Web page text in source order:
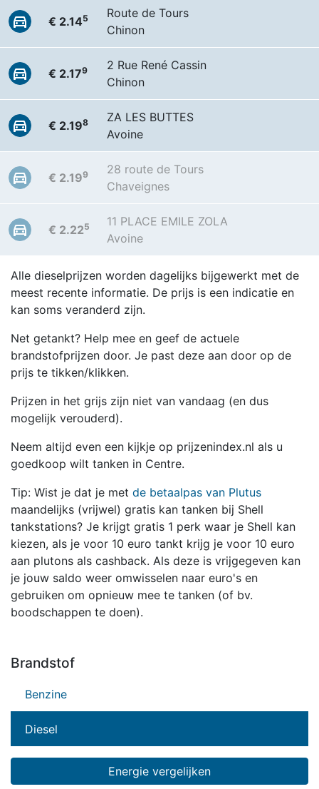
€ 2.145
Route de Tours
Chinon
€ 2.179
2 Rue René Cassin
Chinon
€ 2.198
ZA LES BUTTES
Avoine
€ 2.199
28 route de Tours
Chaveignes
€ 2.225
11 PLACE EMILE ZOLA
Avoine
Alle dieselprijzen worden dagelijks bijgewerkt met de
meest recente informatie. De prijs is een indicatie en
kan soms veranderd zijn.
Net getankt? Help mee en geef de actuele
brandstofprijzen door. Je past deze aan door op de
prijs te tikken/klikken.
Prijzen in het grijs zijn niet van vandaag (en dus
mogelijk verouderd).
Neem altijd even een kijkje op prijzenindex.nl als u
goedkoop wilt tanken in Centre.
Tip: Wist je dat je met de betaalpas van Plutus
maandelijks (vrijwel) gratis kan tanken bij Shell
tankstations? Je krijgt gratis 1 perk waar je Shell kan
kiezen, als je voor 10 euro tankt krijg je voor 10 euro
aan plutons als cashback. Als deze is vrijgegeven kan
je jouw saldo weer omwisselen naar euro's en
gebruiken om opnieuw mee te tanken (of bv.
boodschappen te doen).
Brandstof
Benzine
Diesel
Energie vergelijken